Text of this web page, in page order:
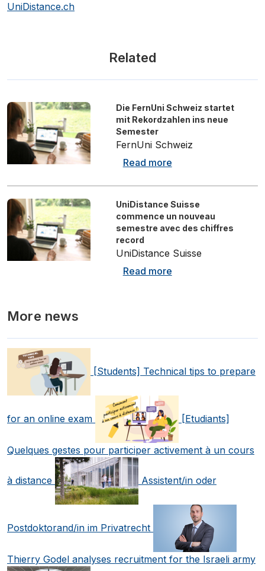
UniDistance.ch
Related
Die FernUni Schweiz startet
mit Rekordzahlen ins neue
Semester
FernUni Schweiz
Read more
UniDistance Suisse
commence un nouveau
semestre avec des chiffres
record
UniDistance Suisse
Read more
More news
[Students] Technical tips to prepare
for an online exam [Etudiants]
Quelques gestes pour participer activement à un cours
à distance Assistent/in oder
Postdoktorand/in im Privatrecht
Thierry Godel analyses recruitment for the Israeli army